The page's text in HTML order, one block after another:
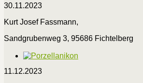
30.11.2023
Kurt Josef Fassmann,
Sandgrubenweg 3, 95686 Fichtelberg
11.12.2023